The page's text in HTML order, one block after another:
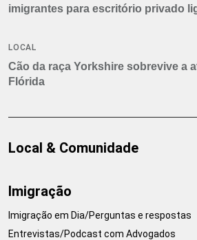
imigrantes para escritório privado
LOCAL
Cão da raça Yorkshire sobrevive a
Flórida
Local & Comunidade
Imigração
Imigração em Dia/Perguntas e respostas
Entrevistas/Podcast com Advogados